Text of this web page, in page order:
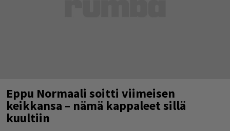
Eppu Normaali soitti viimeisen
keikkansa – nämä kappaleet sillä
kuultiin